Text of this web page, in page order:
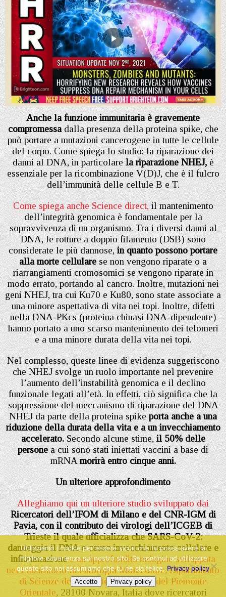
Anche la funzione immunitaria è gravemente
compromessadalla presenza della proteina spike, che
può portare a mutazioni cancerogene in tutte le cellule
del corpo. Come spiega lo studio: la riparazione dei
danni al DNA, in particolarela riparazione NHEJ,è
essenziale per la ricombinazione V(D)J, che è il fulcro
dell’immunità delle cellule B e T.
Come spiega anche Science direct,il mantenimento
dell’integrità genomica è fondamentale per la
sopravvivenza di un organismo. Tra i diversi danni al
DNA, le rotture a doppio filamento (DSB) sono
considerate le più dannose,in quanto possono portare
alla morte cellularese non vengono riparate o a
riarrangiamenti cromosomici se vengono riparate in
modo errato, portando al cancro. Inoltre, mutazioni nei
geni NHEJ, tra cui Ku70 e Ku80, sono state associate a
una minore aspettativa di vita nei topi. Inoltre, difetti
nella DNA-PKcs (proteina chinasi DNA-dipendente)
hanno portato a uno scarso mantenimento dei telomeri
e a una minore durata della vita nei topi.
Nel complesso, queste linee di evidenza suggeriscono
che NHEJ svolge un ruolo importante nel prevenire
l’aumento dell’instabilità genomica e il declino
funzionale legati all’età. In effetti, ciò significa che la
soppressione del meccanismo di riparazione del DNA
NHEJ da parte della proteina spikeporta anche a una
riduzione della durata della vita e a un invecchiamento
accelerato.Secondo alcune stime,il 50% delle
personea cui sono stati iniettati vaccini a base di
mRNAmorirà entro cinque anni.
Un ulteriore approfondimento
Alleghiamo qui un ulteriore studio sviluppato dai
Ricercatori dell’IFOM di Milano e del CNR-IGM di
Pavia, con il contributo dei virologi dell’ICGEB di
Trieste il quale ufficializza che SARS-CoV-2:
danneggia il DNA e causa invecchiamento cellulare e
infiammazionee un approfondita indagine sviluppata
nel Laboratorio di Patologia Molecolare, Dipartimento
di Scienze della Salute, Università del Piemonte
Orientale, 28100 Novara, Italia dove ricercatori
Utilizziamo i cookie per essere sicuri che tu possa avere la
migliore esperienza sul nostro sito. Se continui ad utilizzare
questo sito noi assumiamo che tu ne sia felice. Privacy policy
Accetto Privacy policy